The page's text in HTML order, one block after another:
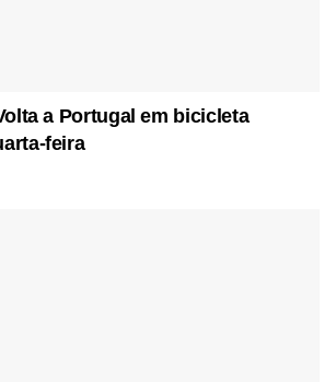
a Portugal em bicicleta
feira